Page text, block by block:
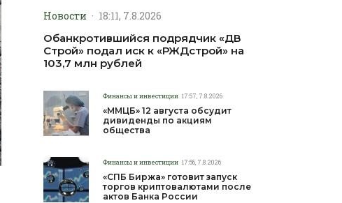
Новости · 18:11, 7.8.2026
Обанкротившийся подрядчик «ДВ
Строй» подал иск к «РЖДстрой» на
103,7 млн рублей
Финансы и инвестиции 17:57, 7.8.2026
«ММЦБ» 12 августа обсудит
дивиденды по акциям
общества
Финансы и инвестиции 17:56, 7.8.2026
«СПБ Биржа» готовит запуск
торгов криптовалютами после
актов Банка России